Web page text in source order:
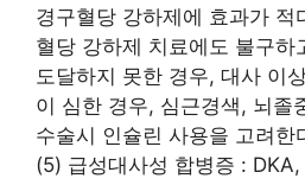
경구혈당 강하제에 효과가
혈당 강하제 치료에도 불구하
도달하지 못한 경우, 대사 이
이 심한 경우, 심근경색, 뇌졸
수술시 인슐린 사용을 고려
(5) 급성대사성 합병증 :